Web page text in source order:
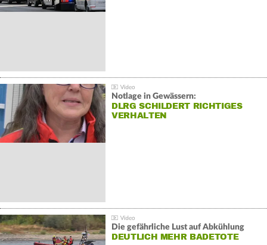
Notlage in Gewässern:
DLRG SCHILDERT RICHTIGES
VERHALTEN
Die gefährliche Lust auf Abkühlung
DEUTLICH MEHR BADETOTE